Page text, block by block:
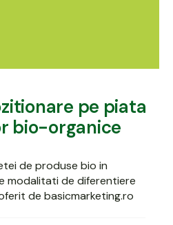
pe piata
bio-organice
de produse bio in
modalitati de diferentiere
debasicmarketing.ro